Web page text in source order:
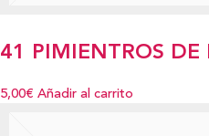
41 PIMIENTROS DE
5,00€ Añadir al carrito